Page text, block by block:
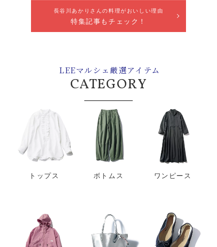
長谷川あかりさんの料理がおいしい理由
特集記事もチェック！
LEEマルシェ厳選アイテム
CATEGORY
トップス ボトムス ワンピース